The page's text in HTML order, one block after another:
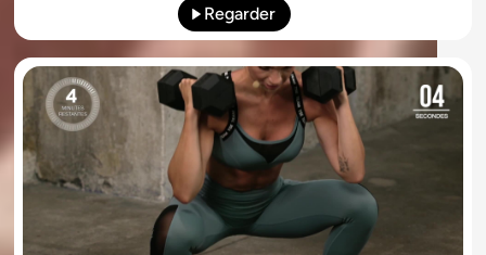
Regarder